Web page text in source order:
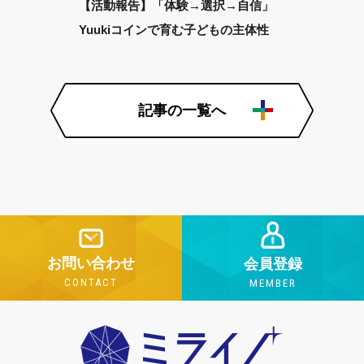
【活動報告】「体験→選択→自信」
Yuukiコインで育む子どもの主体性
記事の一覧へ
お問い合わせ
CONTACT
会員登録
MEMBER